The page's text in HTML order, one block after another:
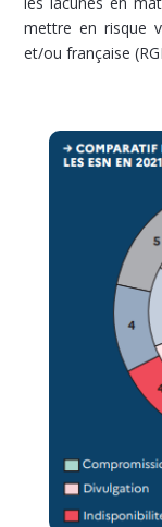
mettre en risque
et/ou française